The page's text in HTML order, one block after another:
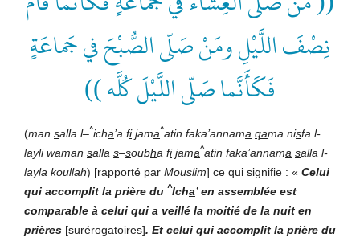
نِصْفَ اللَّيْلِ ومَنْ صَلّى الصُّبْحَ في جَماعَةٍ
فَكَأَنَّما صَلّى اللَّيْلَ كُلَّه ))
(man salla l–^icha’a fi jama^atin faka’annama qama nisfa l-
layli waman salla s–soubha fi jama^atin faka’annama salla l-
layla koullah) [rapporté par Mouslim] ce qui signifie : « Celui
qui accomplit la prière du ^Icha’ en assemblée est
comparable à celui qui a veillé la moitié de la nuit en
prières [surérogatoires]. Et celui qui accomplit la prière du